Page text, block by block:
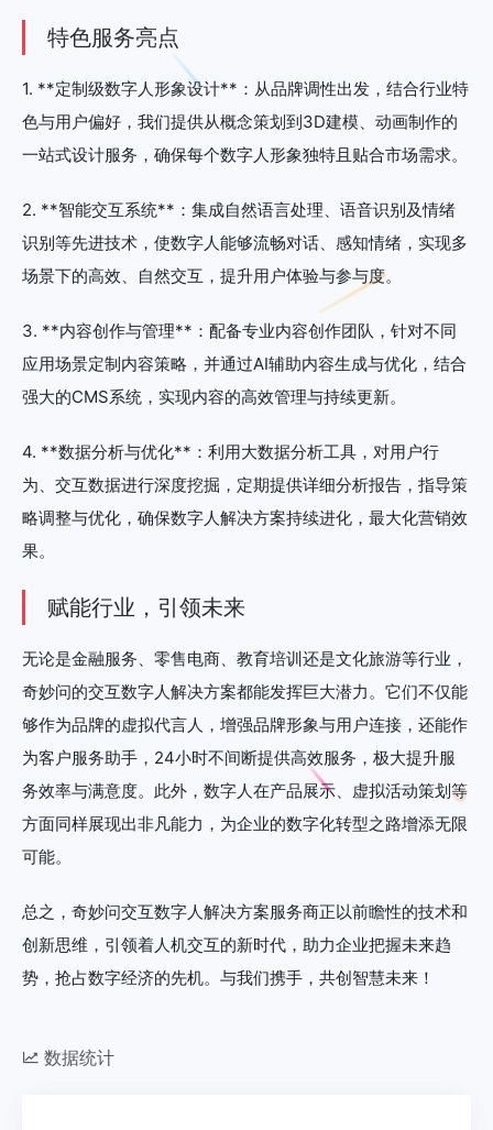
特色服务亮点
1. **定制级数字人形象设计**：从品牌调性出发，结合行业特
色与用户偏好，我们提供从概念策划到3D建模、动画制作的
一站式设计服务，确保每个数字人形象独特且贴合市场需求。
2. **智能交互系统**：集成自然语言处理、语音识别及情绪
识别等先进技术，使数字人能够流畅对话、感知情绪，实现多
场景下的高效、自然交互，提升用户体验与参与度。
3. **内容创作与管理**：配备专业内容创作团队，针对不同
应用场景定制内容策略，并通过AI辅助内容生成与优化，结合
强大的CMS系统，实现内容的高效管理与持续更新。
4. **数据分析与优化**：利用大数据分析工具，对用户行
为、交互数据进行深度挖掘，定期提供详细分析报告，指导策
略调整与优化，确保数字人解决方案持续进化，最大化营销效
果。
赋能行业，引领未来
无论是金融服务、零售电商、教育培训还是文化旅游等行业，
奇妙问的交互数字人解决方案都能发挥巨大潜力。它们不仅能
够作为品牌的虚拟代言人，增强品牌形象与用户连接，还能作
为客户服务助手，24小时不间断提供高效服务，极大提升服
务效率与满意度。此外，数字人在产品展示、虚拟活动策划等
方面同样展现出非凡能力，为企业的数字化转型之路增添无限
可能。
总之，奇妙问交互数字人解决方案服务商正以前瞻性的技术和
创新思维，引领着人机交互的新时代，助力企业把握未来趋
势，抢占数字经济的先机。与我们携手，共创智慧未来！
数据统计